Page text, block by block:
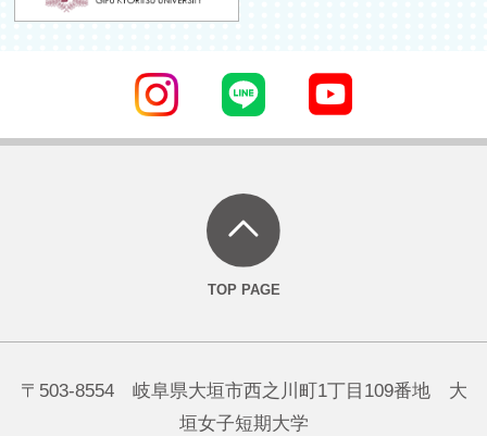
〒503-8554 岐阜県大垣市西之川町1丁目109番地 大
垣女子短期大学